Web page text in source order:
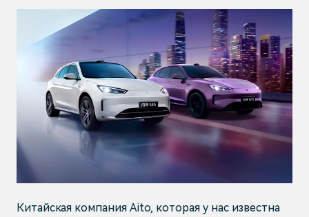
Китайская компания Aito, которая у нас известна